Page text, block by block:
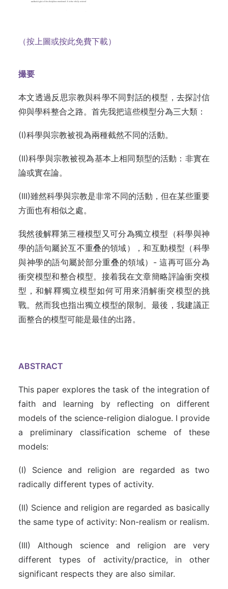
（按上圖或按此免費下載）
撮要
本文透過反思宗教與科學不同對話的模型，去探討信
仰與學科整合之路。首先我把這些模型分為三大類：
(I)科學與宗教被視為兩種截然不同的活動。
(II)科學與宗教被視為基本上相同類型的活動：非實在
論或實在論。
(III)雖然科學與宗教是非常不同的活動，但在某些重要
方面也有相似之處。
我然後解釋第三種模型又可分為獨立模型（科學與神
學的語句屬於互不重叠的領域），和互動模型（科學
與神學的語句屬於部分重叠的領域）- 這再可區分為
衝突模型和整合模型。接着我在文章簡略評論衝突模
型，和解釋獨立模型如何可用來消解衝突模型的挑
戰。然而我也指出獨立模型的限制。最後，我建議正
面整合的模型可能是最佳的出路。
ABSTRACT
This paper explores the task of the integration of
faith and learning by reflecting on different
models of the science-religion dialogue. I provide
a preliminary classification scheme of these
models:
(I) Science and religion are regarded as two
radically different types of activity.
(II) Science and religion are regarded as basically
the same type of activity: Non-realism or realism.
(III) Although science and religion are very
different types of activity/practice, in other
significant respects they are also similar.